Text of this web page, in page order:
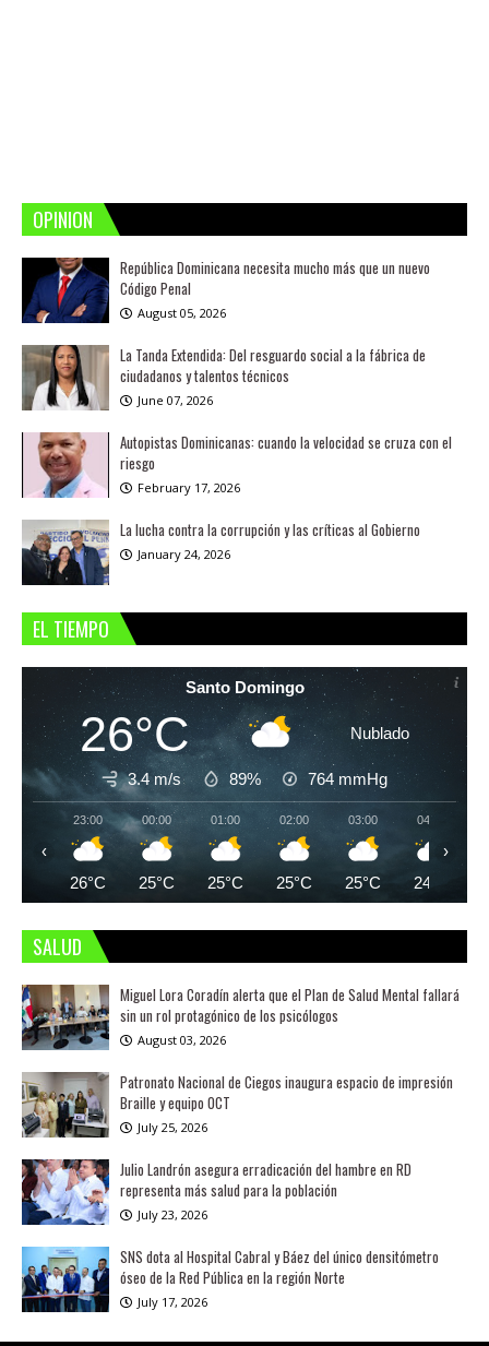
OPINION
República Dominicana necesita mucho más que un nuevo
Código Penal
August 05, 2026
La Tanda Extendida: Del resguardo social a la fábrica de
ciudadanos y talentos técnicos
June 07, 2026
Autopistas Dominicanas: cuando la velocidad se cruza con el
riesgo
February 17, 2026
La lucha contra la corrupción y las críticas al Gobierno
January 24, 2026
EL TIEMPO
Santo Domingo
26°C Nublado
3.4 m/s 89% 764 mmHg
23:00
26°C
00:00
25°C
01:00
25°C
02:00
25°C
03:00
25°C
04:00
24°C
‹ ›
SALUD
Miguel Lora Coradín alerta que el Plan de Salud Mental fallará
sin un rol protagónico de los psicólogos
August 03, 2026
Patronato Nacional de Ciegos inaugura espacio de impresión
Braille y equipo OCT
July 25, 2026
Julio Landrón asegura erradicación del hambre en RD
representa más salud para la población
July 23, 2026
SNS dota al Hospital Cabral y Báez del único densitómetro
óseo de la Red Pública en la región Norte
July 17, 2026